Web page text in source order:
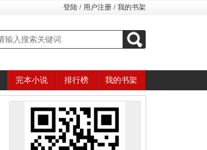
登陆 / 用户注册 / 我的书架
完本小说 排行榜 我的书架